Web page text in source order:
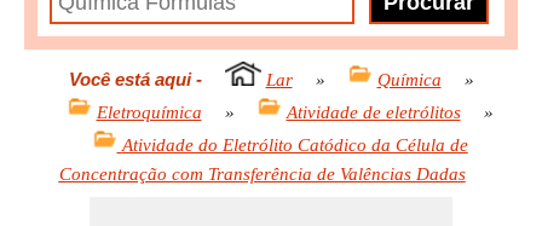
Você está aqui- Lar » Química
»
Eletroquímica
» Atividade de eletrólitos
»
Atividade do Eletrólito Catódico da Célula de
Concentração com Transferência de Valências Dadas